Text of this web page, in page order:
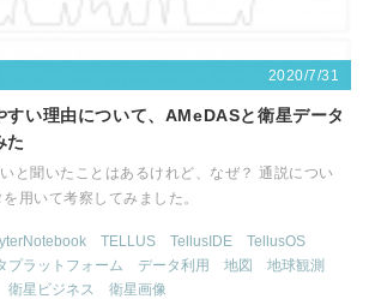
2020/7/31
すい理由について、AMeDASと衛星データ
た
と聞いたことはあるけれど、なぜ？ 通説につい
用いて考察してみました。
TELLUS TellusIDE
TellusOS
プラットフォーム データ利用 地図
地球観測
衛星ビジネス 衛星画像